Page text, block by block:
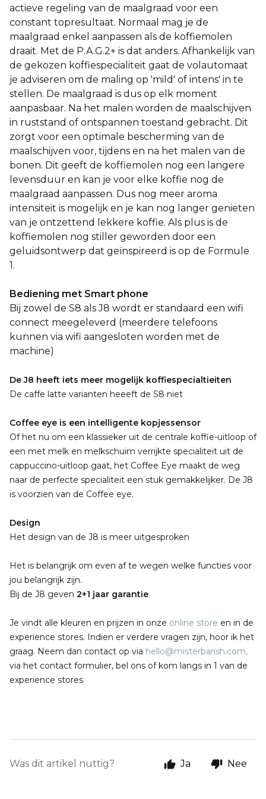
actieve regeling van de maalgraad voor een
constant topresultaat. Normaal mag je de
maalgraad enkel aanpassen als de koffiemolen
draait. Met de P.A.G.2+ is dat anders. Afhankelijk van
de gekozen koffiespecialiteit gaat de volautomaat
je adviseren om de maling op 'mild' of intens' in te
stellen. De maalgraad is dus op elk moment
aanpasbaar. Na het malen worden de maalschijven
in ruststand of ontspannen toestand gebracht. Dit
zorgt voor een optimale bescherming van de
maalschijven voor, tijdens en na het malen van de
bonen. Dit geeft de koffiemolen nog een langere
levensduur en kan je voor elke koffie nog de
maalgraad aanpassen. Dus nog meer aroma
intensiteit is mogelijk en je kan nog langer genieten
van je ontzettend lekkere koffie. Als plus is de
koffiemolen nog stiller geworden door een
geluidsontwerp dat geïnspireerd is op de Formule
1.
Bediening met Smart phone
Bij zowel de S8 als J8 wordt er standaard een wifi
connect meegeleverd (meerdere telefoons
kunnen via wifi aangesloten worden met de
machine)
De J8 heeft iets meer mogelijk koffiespecialtieiten
De caffe latte varianten heeeft de S8 niet
Coffee eye is een intelligente kopjessensor
Of het nu om een klassieker uit de centrale koffie-uitloop of
een met melk en melkschuim verrijkte specialiteit uit de
cappuccino-uitloop gaat, het Coffee Eye maakt de weg
naar de perfecte specialiteit een stuk gemakkelijker. De J8
is voorzien van de Coffee eye.
Design
Het design van de J8 is meer uitgesproken
Het is belangrijk om even af te wegen welke functies voor
jou belangrijk zijn.
Bij de J8 geven 2+1 jaar garantie.
Je vindt alle kleuren en prijzen in onze online store en in de
experience stores. Indien er verdere vragen zijn, hoor ik het
graag. Neem dan contact op via hello@misterbarish.com,
via het contact formulier, bel ons of kom langs in 1 van de
experience stores
Was dit artikel nuttig? Ja Nee